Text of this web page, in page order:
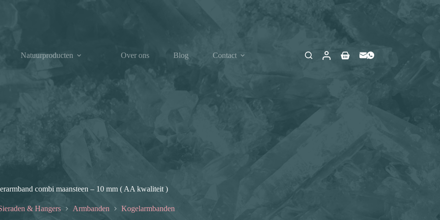
Natuurproducten Over ons Blog Contact Winkelwagen
combi maansteen – 10 mm ( AA kwaliteit )
& Hangers Armbanden Kogelarmbanden